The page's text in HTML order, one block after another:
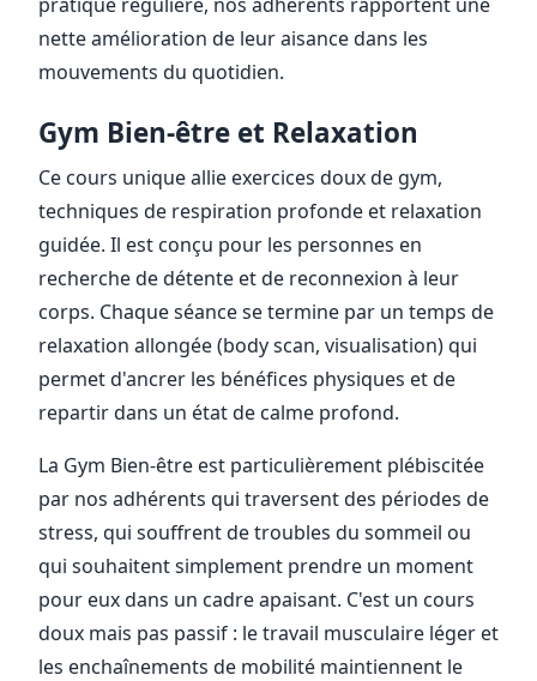
nette amélioration de leur aisance dans les
mouvements du quotidien.
Gym Bien-être et Relaxation
Ce cours unique allie exercices doux de gym,
techniques de respiration profonde et relaxation
guidée. Il est conçu pour les personnes en
recherche de détente et de reconnexion à leur
corps. Chaque séance se termine par un temps de
relaxation allongée (body scan, visualisation) qui
permet d'ancrer les bénéfices physiques et de
repartir dans un état de calme profond.
La Gym Bien-être est particulièrement plébiscitée
par nos adhérents qui traversent des périodes de
stress, qui souffrent de troubles du sommeil ou
qui souhaitent simplement prendre un moment
pour eux dans un cadre apaisant. C'est un cours
doux mais pas passif : le travail musculaire léger et
les enchaînements de mobilité maintiennent le